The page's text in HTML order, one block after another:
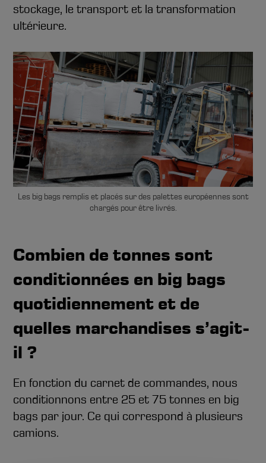
stockage, le transport et la transformation
ultérieure.
Les big bags remplis et placés sur des palettes européennes sont
chargés pour être livrés.
Combien de tonnes sont
conditionnées en big bags
quotidiennement et de
quelles marchandises s’agit-
il ?
En fonction du carnet de commandes, nous
conditionnons entre 25 et 75 tonnes en big
bags par jour. Ce qui correspond à plusieurs
camions.